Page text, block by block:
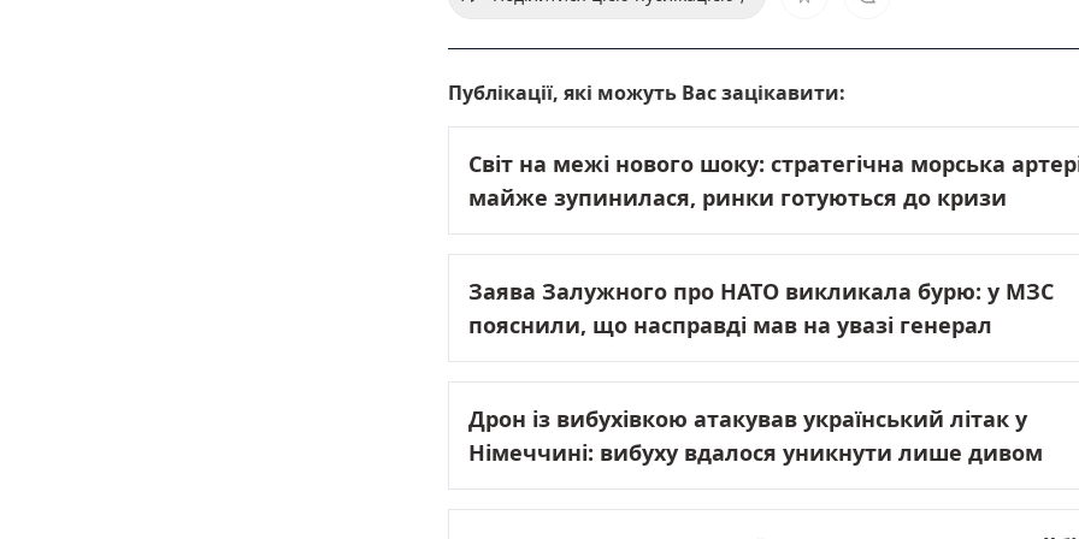
Публікації, які можуть Вас зацікавити:
Світ на межі нового шоку: стратегічна морська
майже зупинилася, ринки готуються до кризи
Заява Залужного про НАТО викликала бурю: у МЗС
пояснили, що насправді мав на увазі генерал
Дрон із вибухівкою атакував український літак у
Німеччині: вибуху вдалося уникнути лише дивом